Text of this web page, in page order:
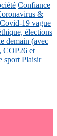
Confiance
&
19 vague
élections
demain (avec
COP26 et
sport Plaisir